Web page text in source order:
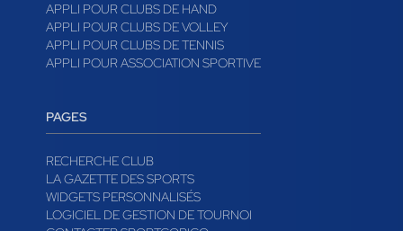
APPLI POUR CLUBS DE HAND
APPLI POUR CLUBS DE VOLLEY
APPLI POUR CLUBS DE TENNIS
APPLI POUR ASSOCIATION SPORTIVE
PAGES
RECHERCHE CLUB
LA GAZETTE DES SPORTS
WIDGETS PERSONNALISÉS
LOGICIEL DE GESTION DE TOURNOI